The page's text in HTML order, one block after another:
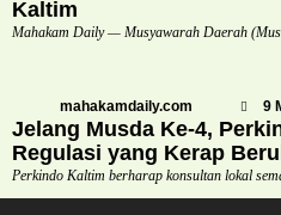
Kaltim
Mahakam Daily — Musyawarah Daerah
mahakamdaily.com 9
Jelang Musda Ke-4,
Regulasi yang Kerap
Perkindo Kaltim berharap konsultan lokal